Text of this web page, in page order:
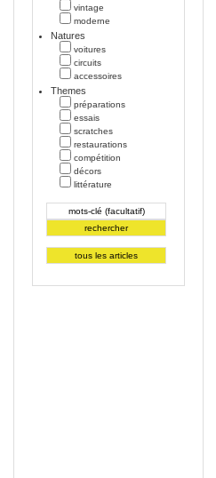
vintage
moderne
Natures
voitures
circuits
accessoires
Themes
préparations
essais
scratches
restaurations
compétition
décors
littérature